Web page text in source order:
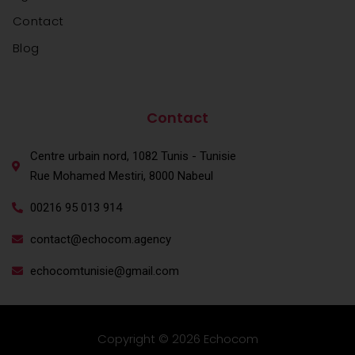
Contact
Blog
Contact
Centre urbain nord, 1082 Tunis - Tunisie
Rue Mohamed Mestiri, 8000 Nabeul
00216 95 013 914
contact@echocom.agency
echocomtunisie@gmail.com
Copyright © 2026 Echocom